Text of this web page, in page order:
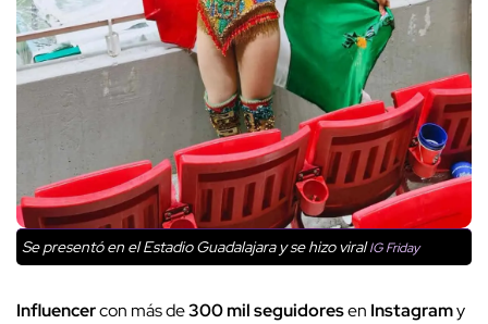
Se presentó en el Estadio Guadalajara y se hizo viralIG Friday
Influencercon más de300 mil seguidoresen Instagramy